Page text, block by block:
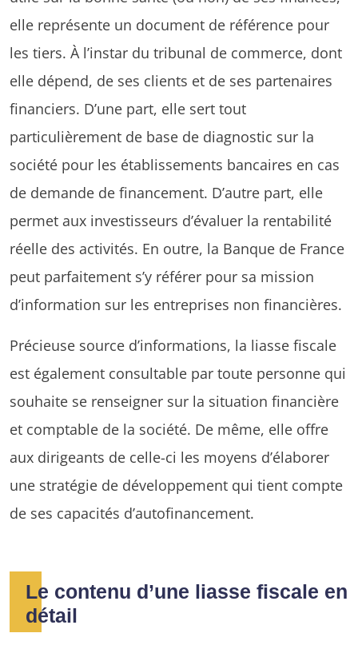
elle représente un document de référence pour
les tiers. À l’instar du tribunal de commerce, dont
elle dépend, de ses clients et de ses partenaires
financiers. D’une part, elle sert tout
particulièrement de base de diagnostic sur la
société pour les établissements bancaires en cas
de demande de financement. D’autre part, elle
permet aux investisseurs d’évaluer la rentabilité
réelle des activités. En outre, la Banque de France
peut parfaitement s’y référer pour sa mission
d’information sur les entreprises non financières.
Précieuse source d’informations, la liasse fiscale
est également consultable par toute personne qui
souhaite se renseigner sur la situation financière
et comptable de la société. De même, elle offre
aux dirigeants de celle-ci les moyens d’élaborer
une stratégie de développement qui tient compte
de ses capacités d’autofinancement.
Le contenu d’une liasse fiscale en
détail